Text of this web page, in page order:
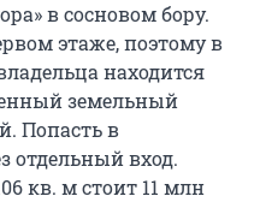
в сосновом бору.
этаже, поэтому в
находится
земельный
Попасть в
отдельный вход.
кв. м стоит 11 млн